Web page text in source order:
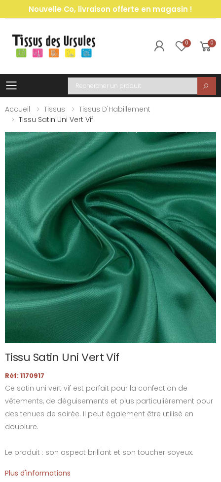
Nouvelle Co, livraison offerte en magasin !
0 0
Toggle mobile menu
Recherche
Accueil
Tissus
Tissus D'Habillement
Tissu Satin Uni Vert Vif
Tissu Satin Uni Vert Vif
Réf: 1170917
Ce satin uni vert vif est parfait pour la confection de
vêtements, de déguisements et plus particulièrement pour
des tenues de soirée. Il peut également être utilisé en
doublure.
Le produit : son aspect brillant et son toucher soyeux.
Plus d'informations